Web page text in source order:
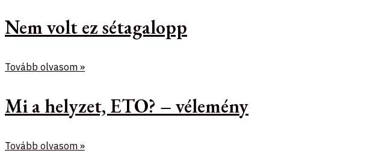
Nem volt ez sétagalopp
Tovább olvasom »
Mi a helyzet, ETO? – vélemény
Tovább olvasom »